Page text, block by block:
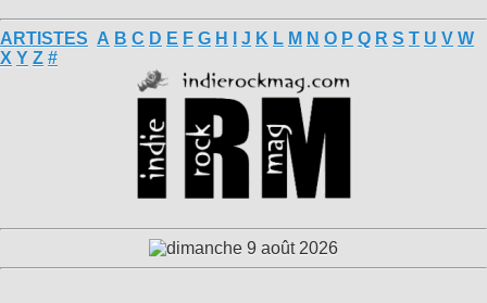
ARTISTES A B C D E F G H J K L M N O P Q R S T U V W
X Y Z #